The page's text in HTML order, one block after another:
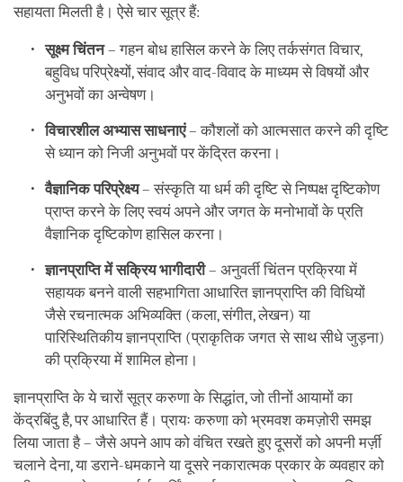
सहायता मिलती है। ऐसे चार सूत्र हैं:
सूक्ष्म चिंतन– गहन बोध हासिल करने के लिए तर्कसंगत विचार,
बहुविध परिप्रेक्ष्यों, संवाद और वाद-विवाद के माध्यम से विषयों और
अनुभवों का अन्वेषण।
विचारशील अभ्यास साधनाएं– कौशलों को आत्मसात करने की दृष्टि
से ध्यान को निजी अनुभवों पर केंद्रित करना।
वैज्ञानिक परिप्रेक्ष्य– संस्कृति या धर्म की दृष्टि से निष्पक्ष दृष्टिकोण
प्राप्त करने के लिए स्वयं अपने और जगत के मनोभावों के प्रति
वैज्ञानिक दृष्टिकोण हासिल करना।
ज्ञानप्राप्ति में सक्रिय भागीदारी– अनुवर्ती चिंतन प्रक्रिया में
सहायक बनने वाली सहभागिता आधारित ज्ञानप्राप्ति की विधियों
जैसे रचनात्मक अभिव्यक्ति (कला, संगीत, लेखन) या
पारिस्थितिकीय ज्ञानप्राप्ति (प्राकृतिक जगत से साथ सीधे जुड़ना)
की प्रक्रिया में शामिल होना।
ज्ञानप्राप्ति के ये चारों सूत्र करुणा के सिद्धांत, जो तीनों आयामों का
केंद्रबिंदु है, पर आधारित हैं। प्रायः करुणा को भ्रमवश कमज़ोरी समझ
लिया जाता है – जैसे अपने आप को वंचित रखते हुए दूसरों को अपनी मर्ज़ी
चलाने देना, या डराने-धमकाने या दूसरे नकारात्मक प्रकार के व्यवहार को